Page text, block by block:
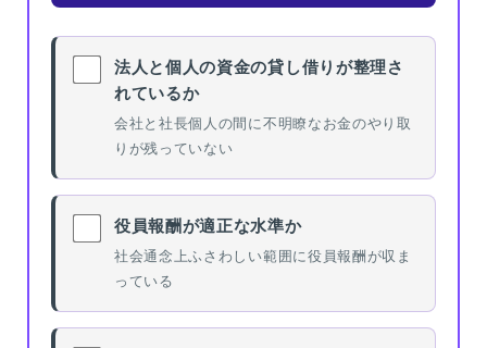
法人と個人の資金の貸し借りが整理さ
れているか
会社と社長個人の間に不明瞭なお金のやり取
りが残っていない
役員報酬が適正な水準か
社会通念上ふさわしい範囲に役員報酬が収ま
っている